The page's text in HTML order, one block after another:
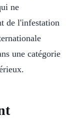
ne
de l'infestation
une catégorie